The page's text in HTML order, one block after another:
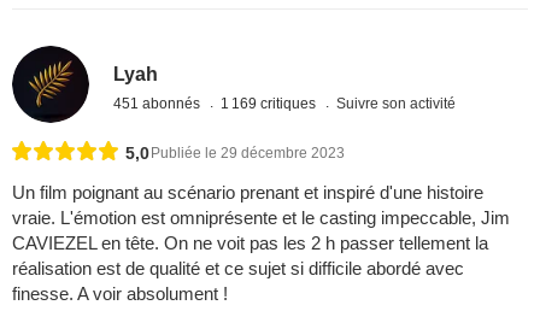
Lyah
451 abonnés 1 169 critiques Suivre son activité
5,0 Publiée le 29 décembre 2023
Un film poignant au scénario prenant et inspiré d'une histoire
vraie. L'émotion est omniprésente et le casting impeccable, Jim
CAVIEZEL en tête. On ne voit pas les 2 h passer tellement la
réalisation est de qualité et ce sujet si difficile abordé avec
finesse. A voir absolument !